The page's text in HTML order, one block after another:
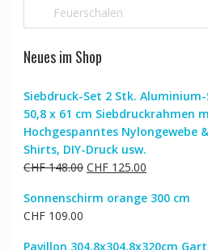
Feuerschalen
Neues im Shop
Siebdruck-Set 2 Stk.
50,8 x 61 cm Siebdruckrahmen
Hochgespanntes Nylongewebe
Shirts, DIY-Druck usw.
CHF148.00 Ursprünglicher
war:
CHF125.00Aktueller
ist:
Sonnenschirm orange 300 cm
CHF109.00
Pavillon 304,8x304,8x320cm